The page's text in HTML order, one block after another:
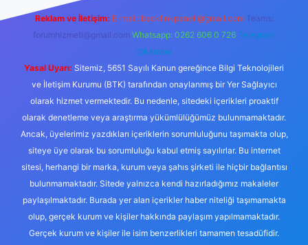
Reklam ve İletişim: E-mail: backlinkpaneli@gmail.com Teams:
forumhizmeti@gmail.com Whatsapp: 0262 606 0 726 Telegram:
@karabul
Yasal Uyarı: Sitemiz, 5651 Sayılı Kanun gereğince Bilgi Teknolojileri
ve İletişim Kurumu (BTK) tarafından onaylanmış bir Yer Sağlayıcı
olarak hizmet vermektedir. Bu nedenle, sitedeki içerikleri proaktif
olarak denetleme veya araştırma yükümlülüğümüz bulunmamaktadır.
Ancak, üyelerimiz yazdıkları içeriklerin sorumluluğunu taşımakta olup,
siteye üye olarak bu sorumluluğu kabul etmiş sayılırlar. Bu internet
sitesi, herhangi bir marka, kurum veya şahıs şirketi ile hiçbir bağlantısı
bulunmamaktadır. Sitede yalnızca kendi hazırladığımız makaleler
paylaşılmaktadır. Burada yer alan içerikler haber niteliği taşımamakta
olup, gerçek kurum ve kişiler hakkında paylaşım yapılmamaktadır.
Gerçek kurum ve kişiler ile isim benzerlikleri tamamen tesadüfidir.